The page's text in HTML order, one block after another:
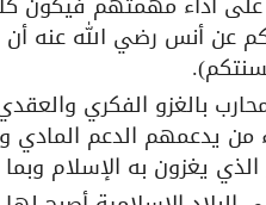
عن أنس رضي الله عنه
بالغزو الفكري
من يدعمهم الدعم
يغزون به الإسلام